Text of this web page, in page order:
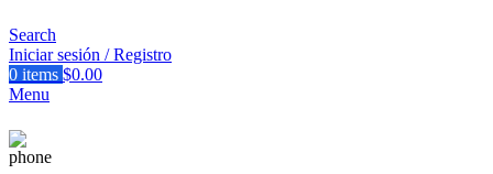
Search
Iniciar sesión / Registro
0 items $0.00
Menu